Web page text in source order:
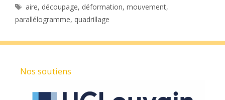
Étiquettes
aire, découpage, déformation,mouvement,
parallélogramme, quadrillage
Nos soutiens